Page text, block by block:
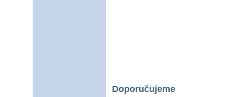
Doporučujeme